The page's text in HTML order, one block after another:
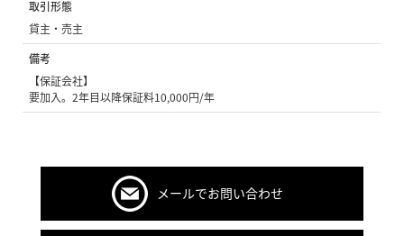
取引形態
貸主・売主
備考
【保証会社】
要加入。2年目以降保証料10,000円/年
メールでお問い合わせ